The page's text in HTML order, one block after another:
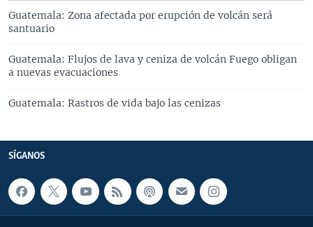
Guatemala: Zona afectada por erupción de volcán será
santuario
Guatemala: Flujos de lava y ceniza de volcán Fuego obligan
a nuevas evacuaciones
Guatemala: Rastros de vida bajo las cenizas
SÍGANOS